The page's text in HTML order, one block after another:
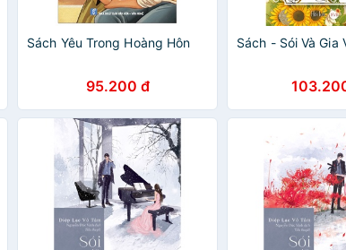
Sách Yêu Trong Hoàng Hôn
95.200 đ
Sách - Sói Và Gia